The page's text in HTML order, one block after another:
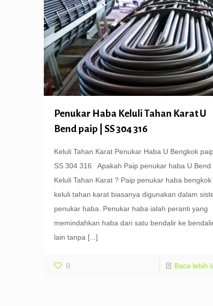
Penukar Haba Keluli Tahan Karat U
Bend paip | SS 304 316
Keluli Tahan Karat Penukar Haba U Bengkok
SS 304 316 Apakah Paip penukar haba U Bend
Keluli Tahan Karat ? Paip penukar haba bengkok
keluli tahan karat biasanya digunakan dalam
penukar haba. Penukar haba ialah peranti yang
memindahkan haba dari satu bendalir ke
lain tanpa [...]
0 Baca lebih